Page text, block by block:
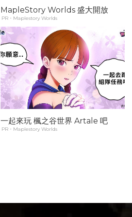
MapleStory Worlds 盛大開放
PR・Maplestory Worlds
一起來玩 楓之谷世界 Artale 吧
PR・Maplestory Worlds